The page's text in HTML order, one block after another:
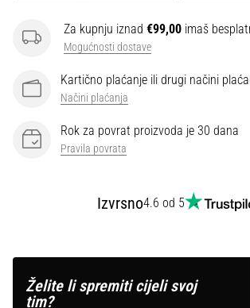
sve
Za kupnju iznad €99,00 imaš
Mogućnosti dostave
Kartično plaćanje ili drugi načini
Načini plaćanja
Rok za povrat proizvoda je 30 dana
Pravila povrata
Izvrsno4.6 od 5
Želite li spremiti cijeli svoj
tim?